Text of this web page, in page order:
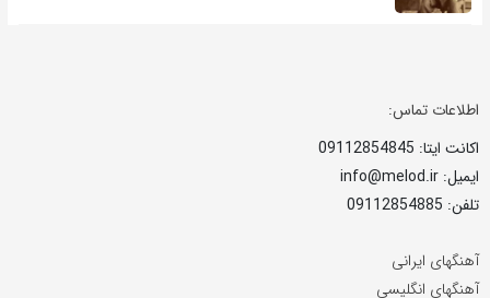
اطلاعات تماس:
اکانت ایتا: 09112854845
ایمیل: info@melod.ir
تلفن: 09112854885
آهنگهای ایرانی
آهنگهای انگلیسی